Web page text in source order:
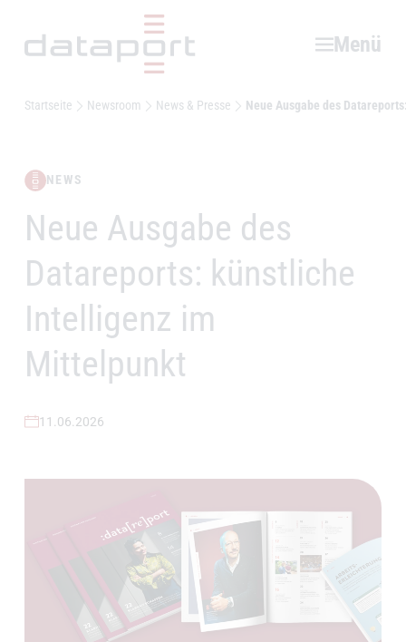
Menü
Startseite Newsroom News & Presse Neue Ausgabe des
NEWS
–
Neue Ausgabe des
Datareports: künstliche
Intelligenz im
Mittelpunkt
11.06.2026